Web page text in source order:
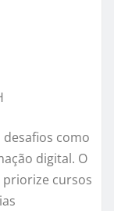
como
digital. O
priorize cursos